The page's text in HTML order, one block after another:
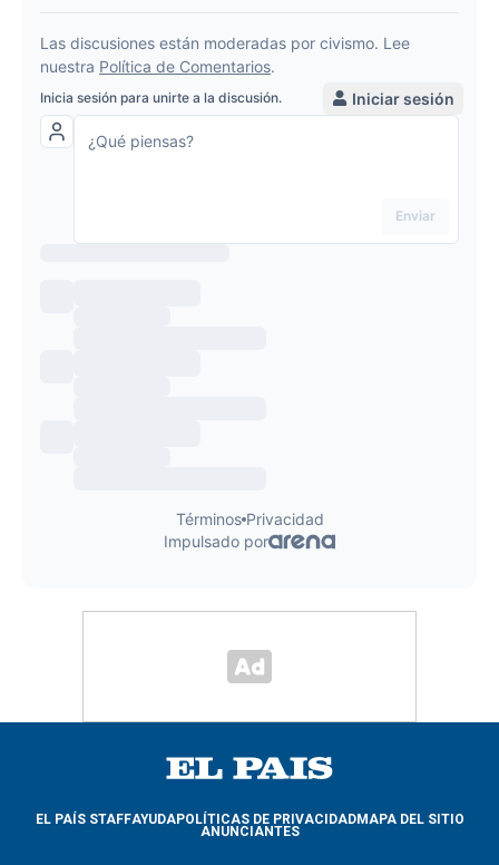
EL PAÍS STAFFAYUDAPOLÍTICAS DE PRIVACIDADMAPA DEL SITIO
ANUNCIANTES